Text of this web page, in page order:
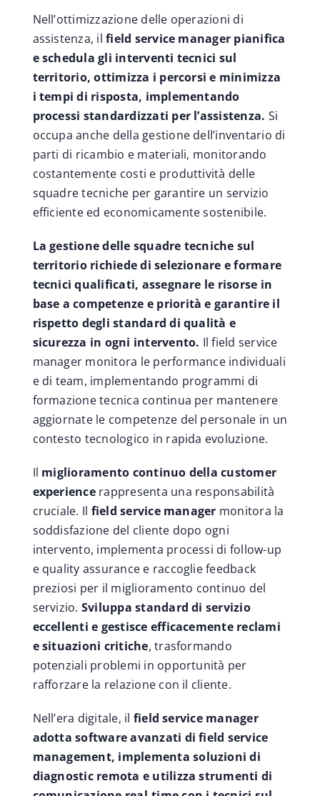
Nell’ottimizzazione delle operazioni di
assistenza, ilfield service manager pianifica
e schedula gli interventi tecnici sul
territorio, ottimizza i percorsi e minimizza
i tempi di risposta, implementando
processi standardizzati per l’assistenza. Si
occupa anche della gestione dell’inventario di
parti di ricambio e materiali, monitorando
costantemente costi e produttività delle
squadre tecniche per garantire un servizio
efficiente ed economicamente sostenibile.
La gestione delle squadre tecniche sul
territorio richiede di selezionare e formare
tecnici qualificati, assegnare le risorse in
base a competenze e priorità e garantire il
rispetto degli standard di qualità e
sicurezza in ogni intervento. Il field service
manager monitora le performance individuali
e di team, implementando programmi di
formazione tecnica continua per mantenere
aggiornate le competenze del personale in un
contesto tecnologico in rapida evoluzione.
Il miglioramento continuo della customer
experiencerappresenta una responsabilità
cruciale. Il field service manager monitora la
soddisfazione del cliente dopo ogni
intervento, implementa processi di follow-up
e quality assurance e raccoglie feedback
preziosi per il miglioramento continuo del
servizio. Sviluppa standard di servizio
eccellenti e gestisce efficacemente reclami
e situazioni critiche, trasformando
potenziali problemi in opportunità per
rafforzare la relazione con il cliente.
Nell’era digitale, il field service manager
adotta software avanzati di field service
management, implementa soluzioni di
diagnostic remota e utilizza strumenti di